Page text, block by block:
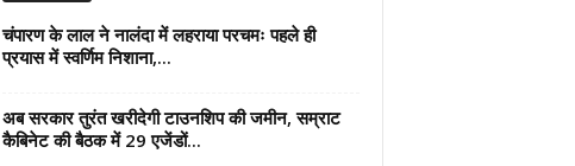
चंपारण के लाल ने नालंदा में लहराया परचमः पहले ही
प्रयास में स्वर्णिम निशाना,...
अब सरकार तुरंत खरीदेगी टाउनशिप की जमीन, सम्राट
कैबिनेट की बैठक में 29 एजेंडों...